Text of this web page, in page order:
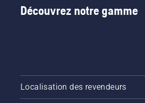
Découvrez notre gamme
Localisation des revendeurs